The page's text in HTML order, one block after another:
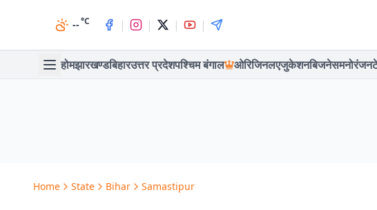
--°C | | | |
होमझारखण्डबिहारउत्तर प्रदेशपश्चिम बंगाल ओरिजिनलएजुकेशनबिजनेसमनोरंजन
Home State Bihar Samastipur